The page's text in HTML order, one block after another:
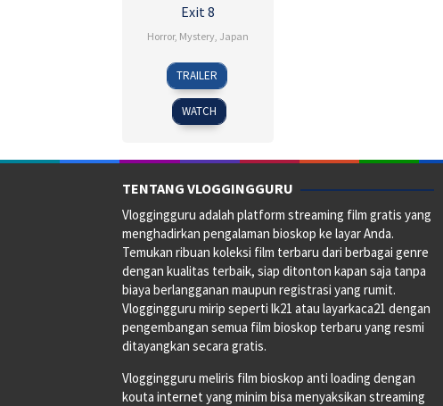
Exit 8
Horror, Mystery, Japan
28
Aug
2025
Genki
Kawamura
TRAILER
WATCH
TENTANG VLOGGINGGURU
Vloggingguru adalah platform streaming film gratis yang
menghadirkan pengalaman bioskop ke layar Anda.
Temukan ribuan koleksi film terbaru dari berbagai genre
dengan kualitas terbaik, siap ditonton kapan saja tanpa
biaya berlangganan maupun registrasi yang rumit.
Vloggingguru mirip seperti lk21 atau layarkaca21 dengan
pengembangan semua film bioskop terbaru yang resmi
ditayangkan secara gratis.
Vloggingguru meliris film bioskop anti loading dengan
kouta internet yang minim bisa menyaksikan streaming